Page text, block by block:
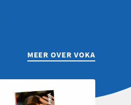
MEER OVER VOKA